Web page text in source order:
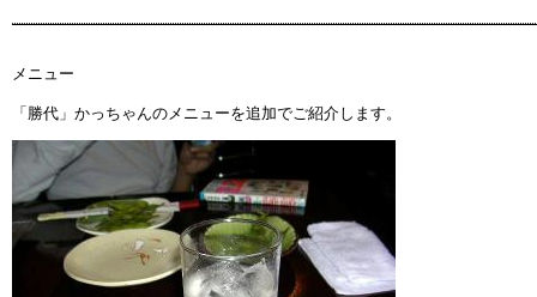
メニュー
「勝代」かっちゃんのメニューを追加でご紹介します。